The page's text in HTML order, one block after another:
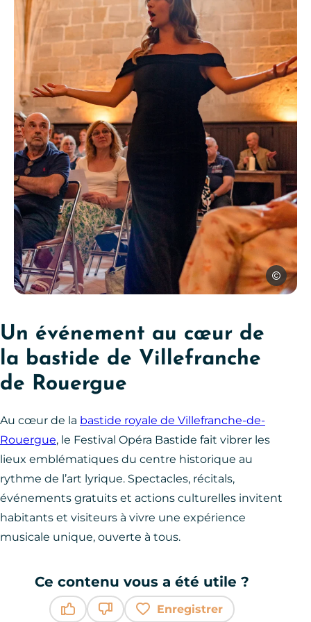
Opéra Bastide, © Annick Marrot
Annick
Un événement au cœur de
la bastide de Villefranche
de Rouergue
Au cœur de la bastide royale de Villefranche-de-
Rouergue, le Festival Opéra Bastide fait vibrer les
lieux emblématiques du centre historique au
rythme de l’art lyrique. Spectacles, récitals,
événements gratuits et actions culturelles invitent
habitants et visiteurs à vivre une expérience
musicale unique, ouverte à tous.
Ce contenu vous a été utile ?
Enregistrer